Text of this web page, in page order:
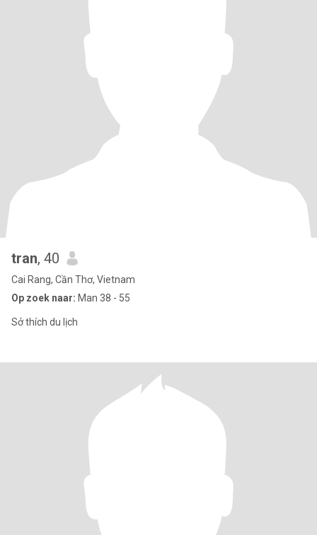
tran, 40
Cai Rang, Cần Thơ, Vietnam
Op zoek naar: Man 38 - 55
Sở thích du lịch